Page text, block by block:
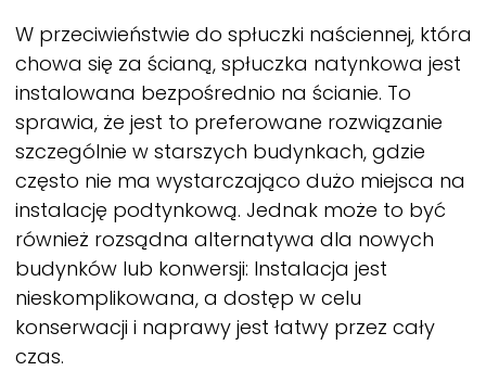
W przeciwieństwie do spłuczki naściennej, która
chowa się za ścianą, spłuczka natynkowa jest
instalowana bezpośrednio na ścianie. To
sprawia, że jest to preferowane rozwiązanie
szczególnie w starszych budynkach, gdzie
często nie ma wystarczająco dużo miejsca na
instalację podtynkową. Jednak może to być
również rozsądna alternatywa dla nowych
budynków lub konwersji: Instalacja jest
nieskomplikowana, a dostęp w celu
konserwacji i naprawy jest łatwy przez cały
czas.